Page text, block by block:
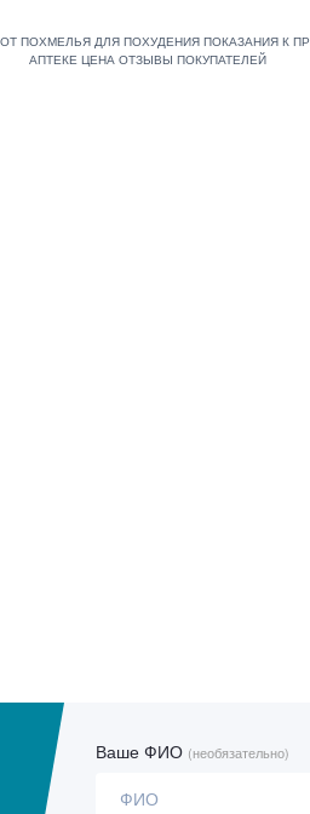
Ваше ФИО (необязательно)